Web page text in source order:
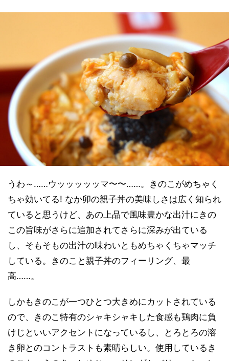
うわ～……ウッッッッッマ〜〜……。きのこがめちゃく
ちゃ効いてる! なか卯の親子丼の美味しさは広く知られ
ていると思うけど、あの上品で風味豊かな出汁にきの
この旨味がさらに追加されてさらに深みが出ている
し、そもそもの出汁の味わいともめちゃくちゃマッチ
している。きのこと親子丼のフィーリング、最
高……。
しかもきのこが一つひとつ大きめにカットされている
ので、きのこ特有のシャキシャキした食感も鶏肉に負
けじといいアクセントになっているし、とろとろの溶
き卵とのコントラストも素晴らしい。使用しているき